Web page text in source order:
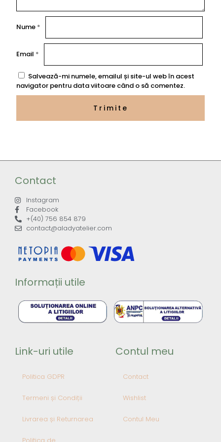
Nume *
Email *
Salvează-mi numele, emailul și site-ul web în acest
navigator pentru data viitoare când o să comentez.
Contact
Instagram
Facebook
+(40) 756 854 879
contact@aladyatelier.com
Informații utile
Link-uri utile
Politica GDPR
Termeni și Condiții
Livrarea și Returnarea
Politica de
Contul meu
Contact
Wishlist
Contul Meu